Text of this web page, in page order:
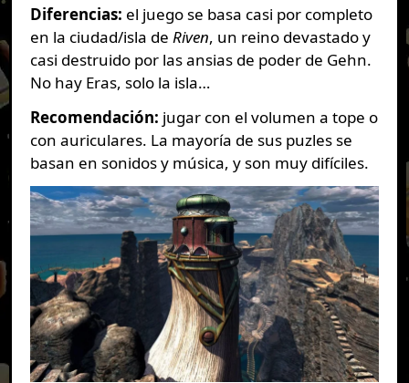
Diferencias: el juego se basa casi por completo
en la ciudad/isla de Riven, un reino devastado y
casi destruido por las ansias de poder de Gehn.
No hay Eras, solo la isla…
Recomendación: jugar con el volumen a tope o
con auriculares. La mayoría de sus puzles se
basan en sonidos y música, y son muy difíciles.